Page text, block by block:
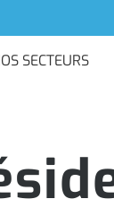
SECTEURS